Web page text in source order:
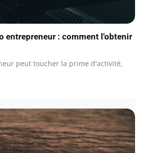
entrepreneur : comment l'obtenir
peut toucher la prime d'activité,